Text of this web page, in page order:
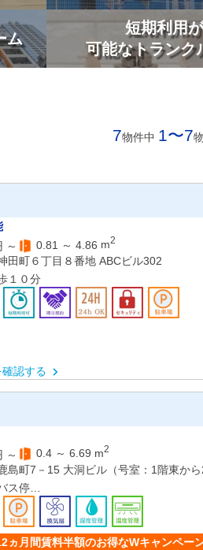
ム
短期利用が
可能なトランク
7物件中 1〜7
～ 0.81 ～ 4.86 m2
田町６丁目８番地 ABCビル302
１０分
認する
～ 0.4 ～ 6.69 m2
島町7－15 大洞ビル（号室：1階東か
ス停
ヵ月間賃料半額のお得なWキャンペー